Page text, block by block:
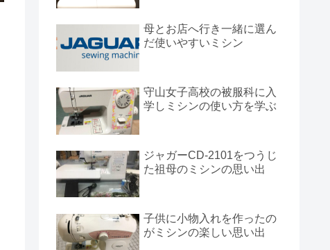
母とお店へ行き一緒に選ん
だ使いやすいミシン
守山女子高校の被服科に入
学しミシンの使い方を学ぶ
ジャガーCD-2101をつうじ
た祖母のミシンの思い出
子供に小物入れを作ったの
がミシンの楽しい思い出